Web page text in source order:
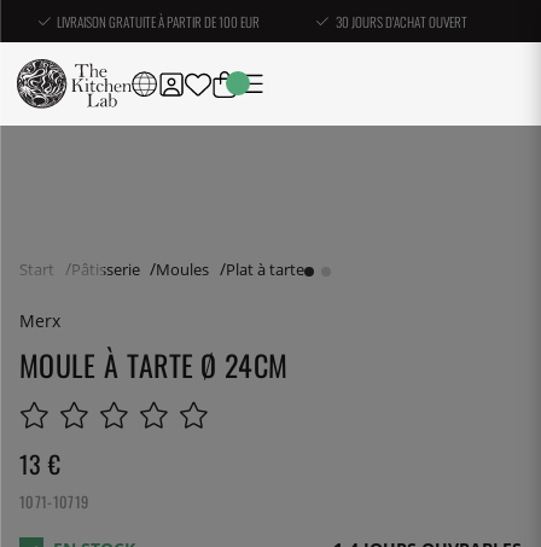
LIVRAISON GRATUITE À PARTIR DE 100 EUR 30 JOURS D'ACHAT OUVERT
Start Pâtisserie Moules Plat à tarte
Merx
MOULE À TARTE Ø 24CM
13 €
1071-10719